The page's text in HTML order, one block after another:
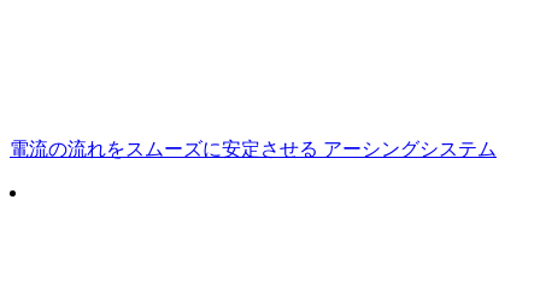
電流の流れをスムーズに安定させる アーシングシステム